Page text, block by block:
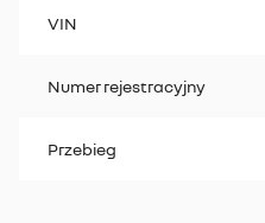
VIN
Numer rejestracyjny
Przebieg